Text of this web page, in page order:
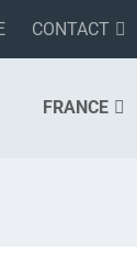
CONTACT
FRANCE